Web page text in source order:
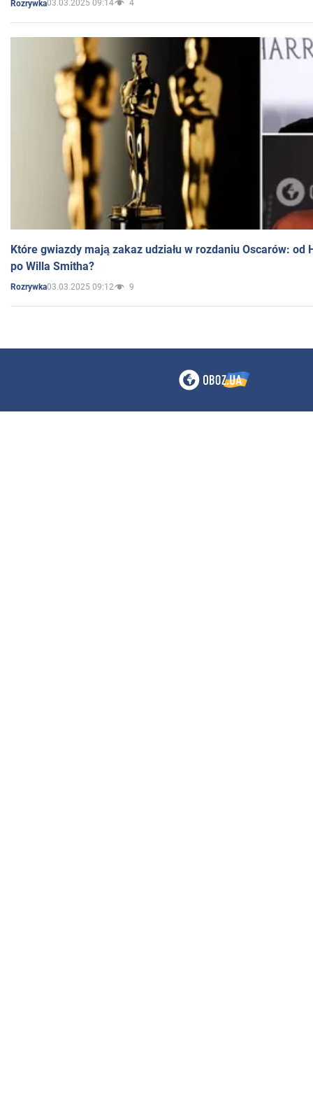
Rozrywka03.03.2025 09:14 4
Które gwiazdy mają zakaz udziału w rozdaniu Oscarów: od
po Willa Smitha?
Rozrywka03.03.2025 09:12 9